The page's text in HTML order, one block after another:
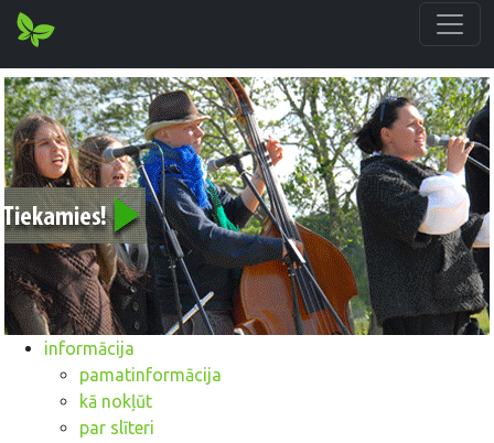
informācija
pamatinformācija
kā nokļūt
par slīteri